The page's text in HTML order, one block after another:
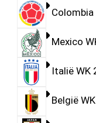
Mexico
Italië WK
België